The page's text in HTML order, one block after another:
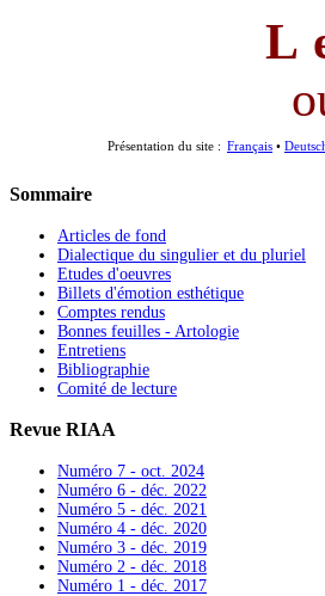
Présentation du site : Français •
Sommaire
Articles de fond
Dialectique du singulier et du pluriel
Etudes d'oeuvres
Billets d'émotion esthétique
Comptes rendus
Bonnes feuilles - Artologie
Entretiens
Bibliographie
Comité de lecture
Revue RIAA
Numéro 7 - oct. 2024
Numéro 6 - déc. 2022
Numéro 5 - déc. 2021
Numéro 4 - déc. 2020
Numéro 3 - déc. 2019
Numéro 2 - déc. 2018
Numéro 1 - déc. 2017